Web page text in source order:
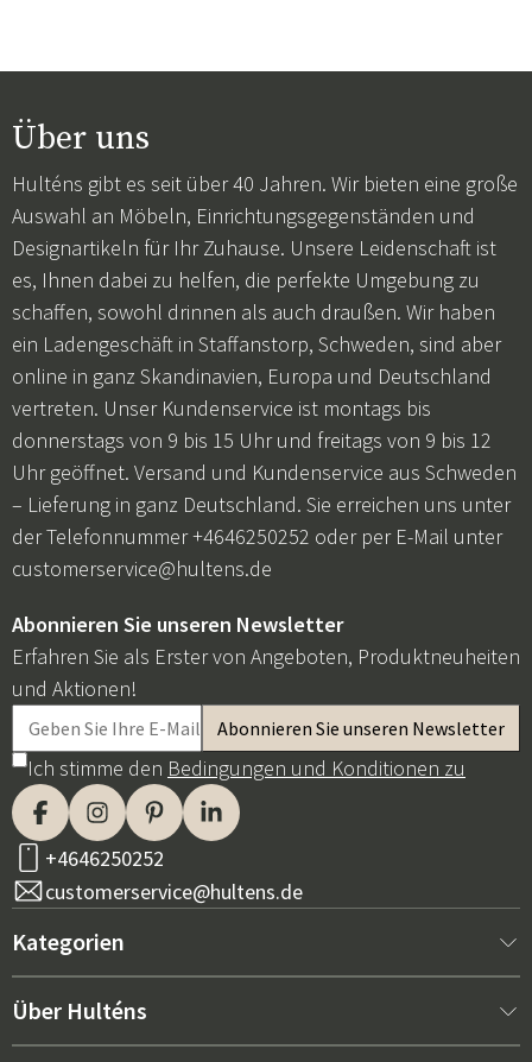
Über uns
Hulténs gibt es seit über 40 Jahren. Wir bieten eine große
Auswahl an Möbeln, Einrichtungsgegenständen und
Designartikeln für Ihr Zuhause. Unsere Leidenschaft ist
es, Ihnen dabei zu helfen, die perfekte Umgebung zu
schaffen, sowohl drinnen als auch draußen. Wir haben
ein Ladengeschäft in Staffanstorp, Schweden, sind aber
online in ganz Skandinavien, Europa und Deutschland
vertreten. Unser Kundenservice ist montags bis
donnerstags von 9 bis 15 Uhr und freitags von 9 bis 12
Uhr geöffnet. Versand und Kundenservice aus Schweden
– Lieferung in ganz Deutschland. Sie erreichen uns unter
der Telefonnummer +4646250252 oder per E-Mail unter
customerservice@hultens.de
Abonnieren Sie unseren Newsletter
Erfahren Sie als Erster von Angeboten, Produktneuheiten
und Aktionen!
Ich stimme den Bedingungen und Konditionen zu
+4646250252
customerservice@hultens.de
Kategorien
Neu bei uns
Über Hulténs